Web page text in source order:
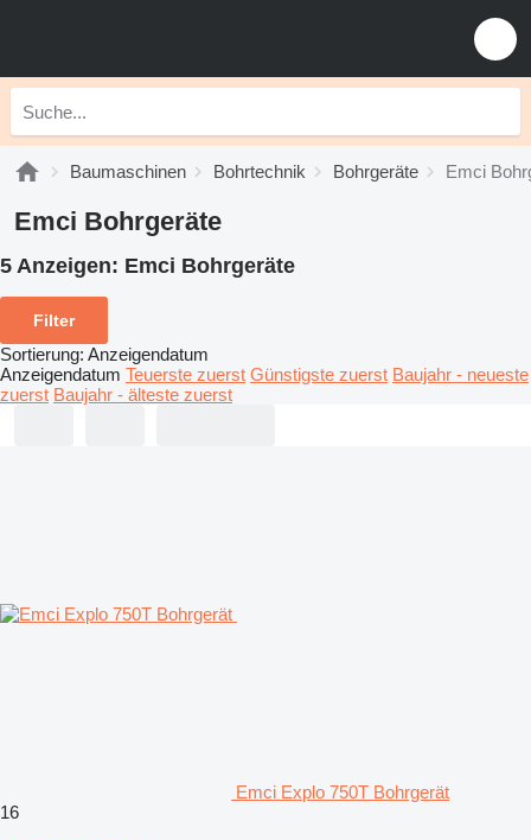
Baumaschinen Bohrtechnik Bohrgeräte Emci
Emci Bohrgeräte
5 Anzeigen: Emci Bohrgeräte
Filter
Sortierung: Anzeigendatum
Anzeigendatum Teuerste zuerst Günstigste zuerst Baujahr - neueste
zuerst Baujahr - älteste zuerst
Emci Explo 750T Bohrgerät
16